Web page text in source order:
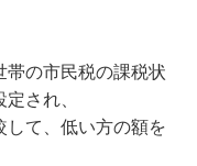
帯の市民税の課税状
され、
して、低い方の額を